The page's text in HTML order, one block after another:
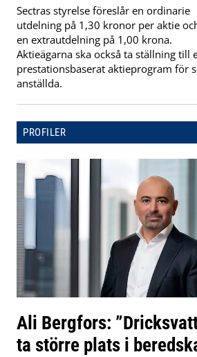
Sectras styrelse föreslår en ordinarie
utdelning på 1,30 kronor per aktie
en extrautdelning på 1,00 krona.
Aktieägarna ska också ta ställning till
prestationsbaserat aktieprogram för
anställda.
PROFILER
Ali Bergfors:
ta större plats i